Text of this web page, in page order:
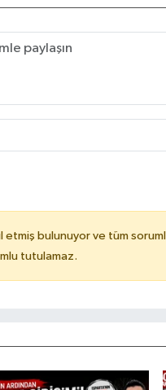
etmiş bulunuyor ve tüm
tutulamaz.